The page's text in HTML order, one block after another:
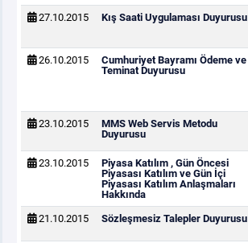
27.10.2015 Kış Saati Uygulaması Duyurusu
26.10.2015
Cumhuriyet Bayramı Ödeme ve
Teminat Duyurusu
23.10.2015
MMS Web Servis Metodu
Duyurusu
23.10.2015
Piyasa Katılım , Gün Öncesi
Piyasası Katılım ve Gün İçi
Piyasası Katılım Anlaşmaları
Hakkında
21.10.2015 Sözleşmesiz Talepler Duyurusu